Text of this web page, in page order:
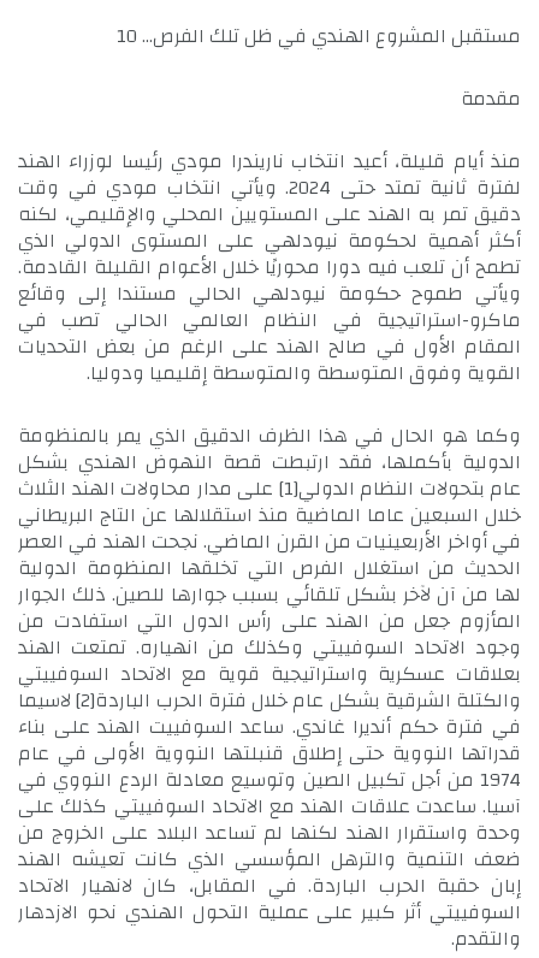
مستقبل المشروع الهندي في ظل تلك الفرص… 10
مقدمة
منذ أيام قليلة، أعيد انتخاب ناريندرا مودي رئيسا لوزراء الهند
لفترة ثانية تمتد حتى 2024. ويأتي انتخاب مودي في وقت
دقيق تمر به الهند على المستويين المحلي والإقليمي، لكنه
أكثر أهمية لحكومة نيودلهي على المستوى الدولي الذي
تطمح أن تلعب فيه دورا محوريًا خلال الأعوام القليلة القادمة.
ويأتي طموح حكومة نيودلهي الحالي مستندا إلى وقائع
ماكرو-استراتيجية في النظام العالمي الحالي تصب في
المقام الأول في صالح الهند على الرغم من بعض التحديات
القوية وفوق المتوسطة والمتوسطة إقليميا ودوليا.
وكما هو الحال في هذا الظرف الدقيق الذي يمر بالمنظومة
الدولية بأكملها، فقد ارتبطت قصة النهوض الهندي بشكل
عام بتحولات النظام الدولي[1] على مدار محاولات الهند الثلاث
خلال السبعين عاما الماضية منذ استقلالها عن التاج البريطاني
في أواخر الأربعينيات من القرن الماضي. نجحت الهند في العصر
الحديث من استغلال الفرص التي تخلقها المنظومة الدولية
لها من آن لآخر بشكل تلقائي بسبب جوارها للصين. ذلك الجوار
المأزوم جعل من الهند على رأس الدول التي استفادت من
وجود الاتحاد السوفييتي وكذلك من انهياره. تمتعت الهند
بعلاقات عسكرية واستراتيجية قوية مع الاتحاد السوفييتي
والكتلة الشرقية بشكل عام خلال فترة الحرب الباردة[2] لاسيما
في فترة حكم أنديرا غاندي. ساعد السوفييت الهند على بناء
قدراتها النووية حتى إطلاق قنبلتها النووية الأولى في عام
1974 من أجل تكبيل الصين وتوسيع معادلة الردع النووي في
آسيا. ساعدت علاقات الهند مع الاتحاد السوفييتي كذلك على
وحدة واستقرار الهند لكنها لم تساعد البلاد على الخروج من
ضعف التنمية والترهل المؤسسي الذي كانت تعيشه الهند
إبان حقبة الحرب الباردة. في المقابل، كان لانهيار الاتحاد
السوفييتي أثر كبير على عملية التحول الهندي نحو الازدهار
والتقدم.